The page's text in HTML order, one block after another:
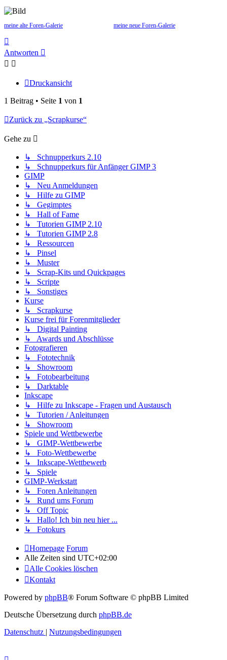
meine alte Foren-Galerie meine neue Foren-Galerie
oben
Antworten
Druckansicht
1 Beitrag • Seite 1 von 1
Zurück zu „Scrapkurse“
Gehe zu
↳ Schnupperkurs 2.10
↳ Schnupperkurs für Anfänger GIMP 3
GIMP
↳ Neu Anmeldungen
↳ Hilfe zu GIMP
↳ Gegimptes
↳ Hall of Fame
↳ Tutorien GIMP 2.10
↳ Tutorien GIMP 2.8
↳ Ressourcen
↳ Pinsel
↳ Muster
↳ Scrap-Kits und Quickpages
↳ Scripte
↳ Sonstiges
Kurse
↳ Scrapkurse
Kurse frei für Forenmitglieder
↳ Digital Painting
↳ Awards und Abschlüsse
Fotografieren
↳ Fototechnik
↳ Showroom
↳ Fotobearbeitung
↳ Darktable
Inkscape
↳ Hilfe zu Inkscape - Fragen und Austausch
↳ Tutorien / Anleitungen
↳ Showroom
Spiele und Wettbewerbe
↳ GIMP-Wettbewerbe
↳ Foto-Wettbewerbe
↳ Inkscape-Wettbewerb
↳ Spiele
GIMP-Werkstatt
↳ Foren Anleitungen
↳ Rund ums Forum
↳ Off Topic
↳ Hallo! Ich bin neu hier ...
↳ Fotokurs
Homepage Forum
Alle Zeiten sind UTC+02:00
Alle Cookies löschen
Kontakt
Powered by phpBB® Forum Software © phpBB Limited
Deutsche Übersetzung durch phpBB.de
Datenschutz | Nutzungsbedingungen